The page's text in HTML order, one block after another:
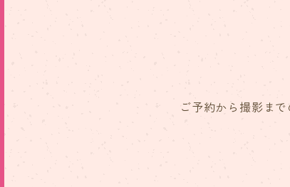
ご予約から撮影ま